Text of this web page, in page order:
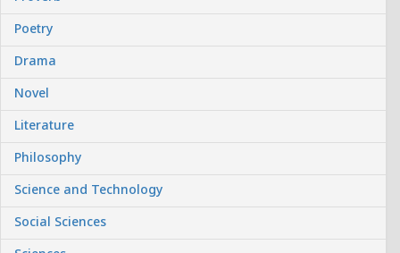
Poetry
Drama
Novel
Literature
Philosophy
Science and Technology
Social Sciences